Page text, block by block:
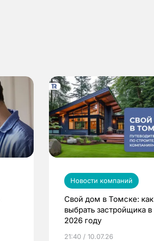
Новости компаний
Свой дом в Томске: как
выбрать застройщика в
2026 году
21:40 / 10.07.26